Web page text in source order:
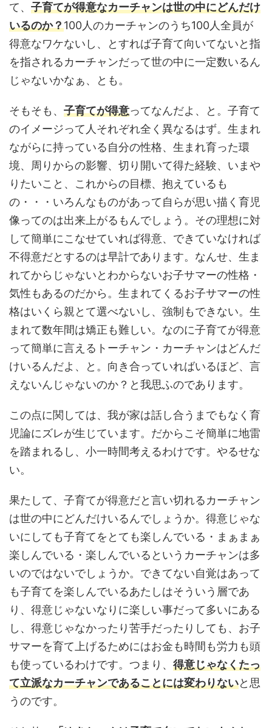
て、 子育てが得意なカーチャンは世の中にどんだけ
いるのか？100人のカーチャンのうち100人全員が
得意なワケないし、とすれば子育て向いてないと指
を指されるカーチャンだって世の中に一定数いるん
じゃないかなぁ、とも。
そもそも、 子育てが得意ってなんだよ、と。子育て
のイメージって人それぞれ全く異なるはず。生まれ
ながらに持っている自分の性格、生まれ育った環
境、周りからの影響、切り開いて得た経験、いまや
りたいこと、これからの目標、抱えているも
の・・・いろんなものがあって自らが思い描く育児
像ってのは出来上がるもんでしょう。その理想に対
して簡単にこなせていれば得意、できていなければ
不得意だとするのは早計であります。なんせ、生ま
れてからじゃないとわからないお子サマーの性格・
気性もあるのだから。生まれてくるお子サマーの性
格はいくら親とて選べないし、強制もできない。生
まれて数年間は矯正も難しい。なのに子育てが得意
って簡単に言えるトーチャン・カーチャンはどんだ
けいるんだよ、と。向き合っていればいるほど、言
えないんじゃないのか？と我思ふのであります。
この点に関しては、我が家は話し合うまでもなく育
児論にズレが生じています。だからこそ簡単に地雷
を踏まれるし、小一時間考えるわけです。やるせな
い。
果たして、子育てが得意だと言い切れるカーチャン
は世の中にどんだけいるんでしょうか。得意じゃな
いにしても子育てをとても楽しんでいる・まぁまぁ
楽しんでいる・楽しんでいるというカーチャンは多
いのではないでしょうか。できてない自覚はあって
も子育てを楽しんでいるあたしはそういう層であ
り、得意じゃないなりに楽しい事だって多いにある
し、得意じゃなかったり苦手だったりしても、お子
サマーを育て上げるためにはお金も時間も労力も頭
も使っているわけです。つまり、 得意じゃなくたっ
て立派なカーチャンであることには変わりないと思
うのです。